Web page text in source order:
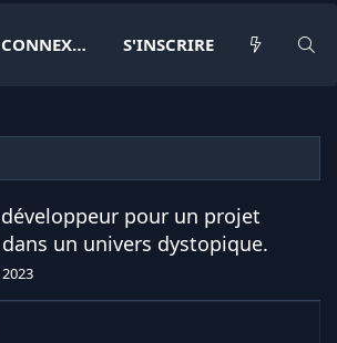
CONNEXION S'INSCRIRE
pour un projet
un univers dystopique.